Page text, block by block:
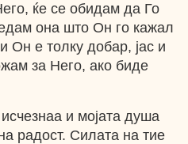
ќе се обидам да Го
она што Он го кажал
Он е толку добар, јас и
за Него, ако биде
и мојата душа
радост. Силата на тие